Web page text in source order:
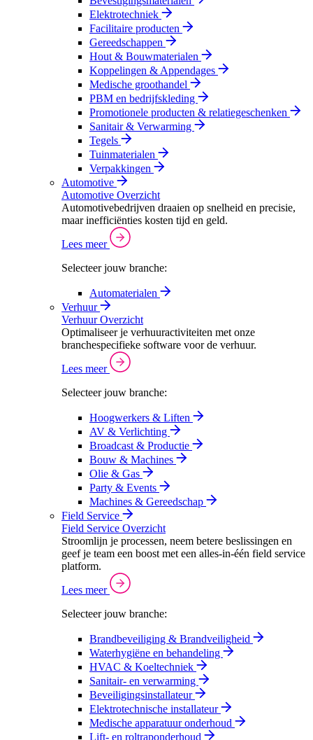
Elektrotechniek
Facilitaire producten
Gereedschappen
Hout & Bouwmaterialen
Koppelingen & Appendages
Medische groothandel
PBM en bedrijfskleding
Promotionele producten & relatiegeschenken
Sanitair & Verwarming
Tegels
Tuinmaterialen
Verpakkingen
Automotive
Automotive Overzicht
Automotivebedrijven draaien op snelheid en precisie,
maar inefficiënties kosten tijd en geld.
Lees meer
Selecteer jouw branche:
Automaterialen
Verhuur
Verhuur Overzicht
Optimaliseer je verhuuractiviteiten met onze
branchespecifieke software voor de verhuur.
Lees meer
Selecteer jouw branche:
Hoogwerkers & Liften
AV & Verlichting
Broadcast & Productie
Bouw & Machines
Olie & Gas
Party & Events
Machines & Gereedschap
Field Service
Field Service Overzicht
Stroomlijn je processen, neem betere beslissingen en
geef je team een boost met een alles-in-één field service
platform.
Lees meer
Selecteer jouw branche:
Brandbeveiliging & Brandveiligheid
Waterhygiëne en behandeling
HVAC & Koeltechniek
Sanitair- en verwarming
Beveiligingsinstallateur
Elektrotechnische installateur
Medische apparatuur onderhoud
Lift- en roltraponderhoud